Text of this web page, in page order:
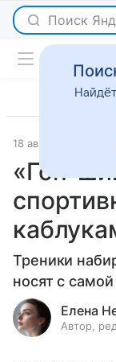
Поиск
18 августа 2020
«Гоп-
Треники
носят с
Елена
Автор,